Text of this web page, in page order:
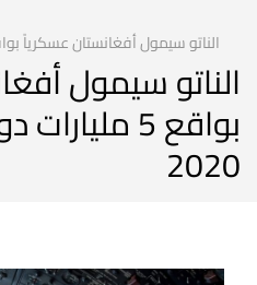
الناتو سيمول أفغانستان عسكرياً بواقع 5 مليارات دولار سنوياً
الناتو سيمول
بواقع 5
2020